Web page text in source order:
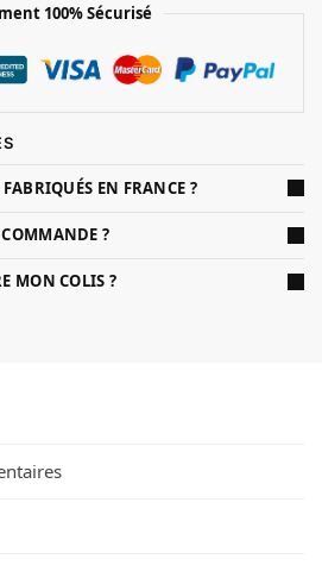
100% Sécurisé
EN FRANCE ?
?
MON COLIS ?